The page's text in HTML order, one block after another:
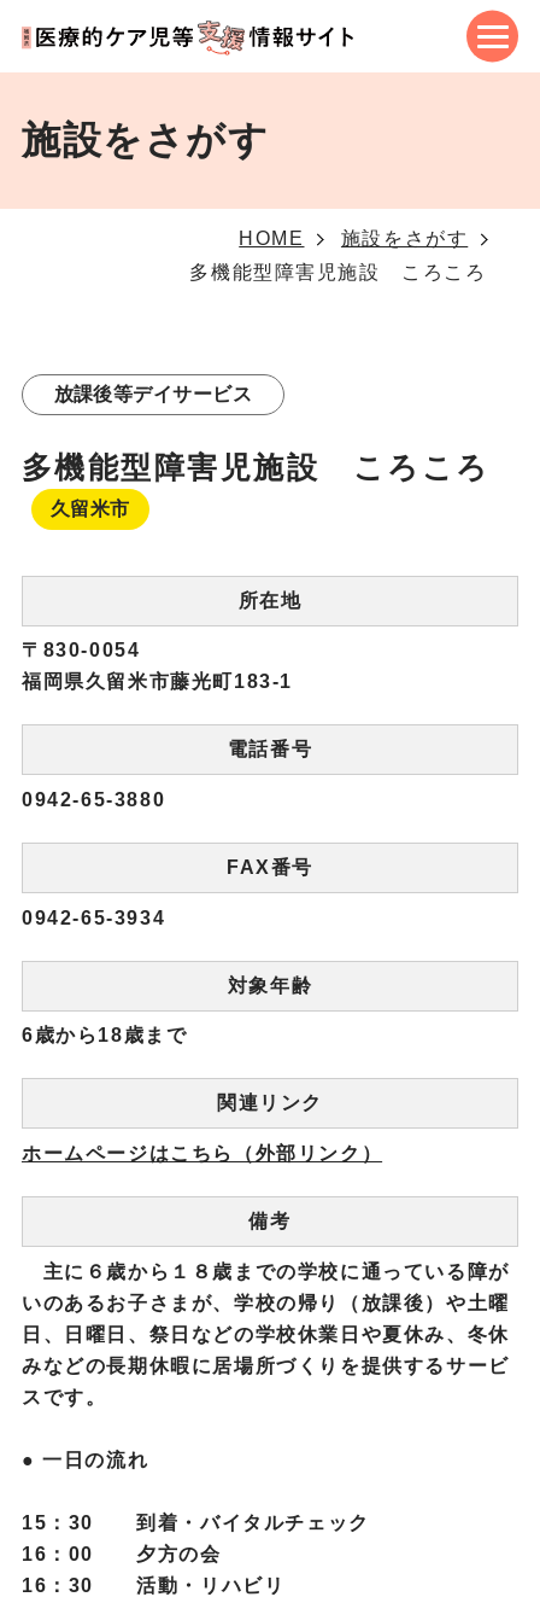
施設をさがす
HOME
施設をさがす
多機能型障害児施設 ころころ
放課後等デイサービス
多機能型障害児施設 ころころ
久留米市
所在地
〒830-0054
福岡県久留米市藤光町183-1
電話番号
0942-65-3880
FAX番号
0942-65-3934
対象年齢
6歳から18歳まで
関連リンク
ホームページはこちら（外部リンク）
備考
主に６歳から１８歳までの学校に通っている障が
いのあるお子さまが、学校の帰り（放課後）や土曜
日、日曜日、祭日などの学校休業日や夏休み、冬休
みなどの長期休暇に居場所づくりを提供するサービ
スです。
● 一日の流れ
15：30 到着・バイタルチェック
16：00 夕方の会
16：30 活動・リハビリ